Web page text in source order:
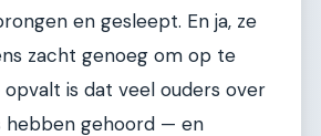
en gesleept. En ja, ze
zacht genoeg om op te
is dat veel ouders over
hebben gehoord — en